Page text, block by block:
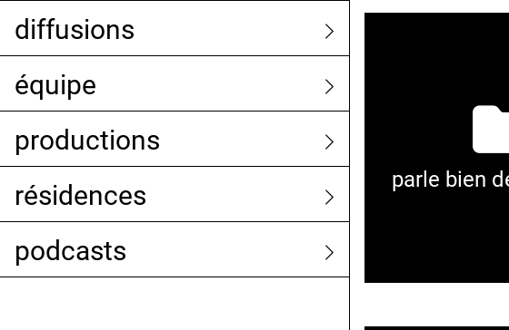
diffusions
équipe
productions
résidences
podcasts
parle bien